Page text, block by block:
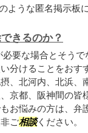
ような匿名掲示板
きるのか？
要な場合とそうで
分けることをおす
、北河内、北浜、
京都、阪神間の皆
お悩みの方は、弁
ご相談ください。